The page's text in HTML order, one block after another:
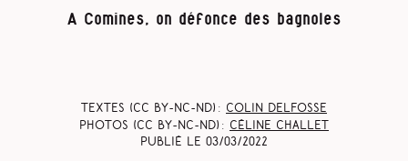
A Comines, on défonce des bagnoles
Textes (CC BY-NC-ND) : Colin Delfosse
Photos (CC BY-NC-ND) : Céline Challet
Publié le 03/03/2022